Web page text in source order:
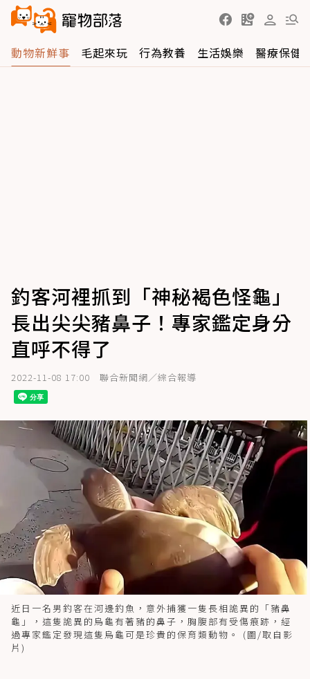
動物新鮮事 毛起來玩 行為教養 生活娛樂 醫療保健
釣客河裡抓到「神秘褐色怪龜」
長出尖尖豬鼻子！專家鑑定身分
直呼不得了
2022-11-08 17:00 聯合新聞網／綜合報導
近日一名男釣客在河邊釣魚，意外捕獲一隻長相詭異的「豬鼻
龜」，這隻詭異的烏龜有著豬的鼻子，胸腹部有受傷痕跡，經
過專家鑑定發現這隻烏龜可是珍貴的保育類動物。 (圖/取自影
片)